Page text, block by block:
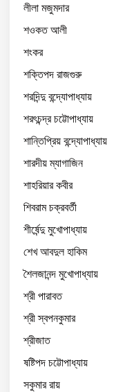
লীলা মজুমদার
শওকত আলী
শংকর
শক্তিপদ রাজগুরু
শরদিন্দু বন্দ্যোপাধ্যায়
শরৎচন্দ্র চট্টোপাধ্যায়
শান্তিপ্রিয় বন্দ্যোপাধ্যায়
শারদীয় ম্যাগাজিন
শাহরিয়ার কবীর
শিবরাম চক্রবর্তী
শীর্ষেন্দু মুখোপাধ্যায়
শেখ আবদুল হাকিম
শৈলজানন্দ মুখোপাধ্যায়
শ্রী পারাবত
শ্রী স্বপনকুমার
শ্রীজাত
ষষ্টিপদ চট্টোপাধ্যায়
সকুমার রায়